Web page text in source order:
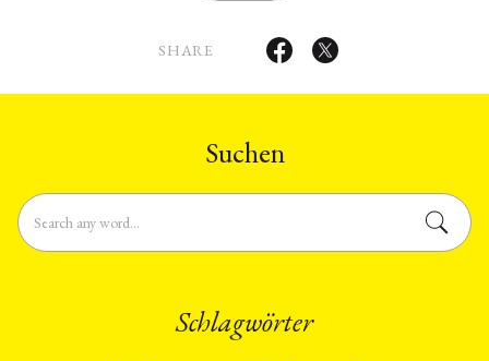
SHARE
Suchen
Schlagwörter